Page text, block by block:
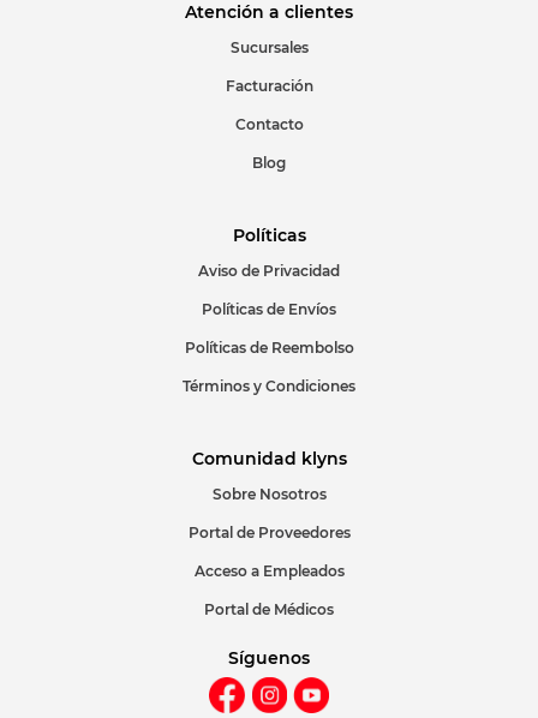
Atención a clientes
Sucursales
Facturación
Contacto
Blog
Políticas
Aviso de Privacidad
Políticas de Envíos
Políticas de Reembolso
Términos y Condiciones
Comunidad klyns
Sobre Nosotros
Portal de Proveedores
Acceso a Empleados
Portal de Médicos
Síguenos